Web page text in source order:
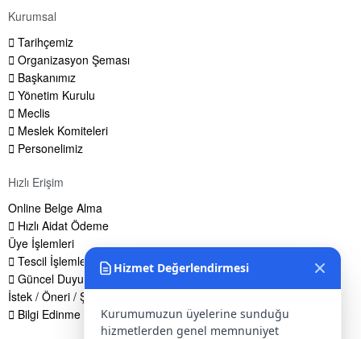
Kurumsal
Tarihçemiz
Organizasyon Şeması
Başkanımız
Yönetim Kurulu
Meclis
Meslek Komiteleri
Personelimiz
Hızlı Erişim
Online Belge Alma
Hızlı Aidat Ödeme
Üye İşlemleri
Tescil İşlemleri
Güncel Duyurular
İstek / Öneri / Şikayet Formu
Bilgi Edinme Hakkı
Hizmet Değerlendirmesi
Kurumumuzun üyelerine sunduğu
hizmetlerden genel memnuniyet